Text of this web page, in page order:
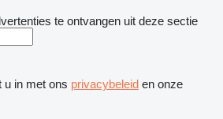
te ontvangen uit deze sectie
u in met ons privacybeleid en onze